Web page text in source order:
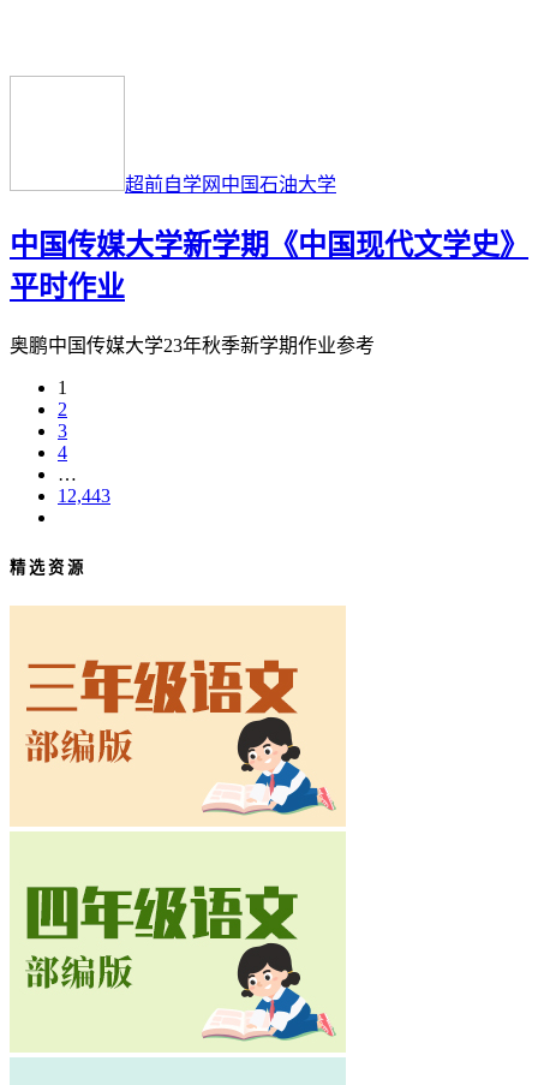
超前自学网 中国石油大学
中国传媒大学新学期《中国现代文学史》
平时作业
奥鹏中国传媒大学23年秋季新学期作业参考
1
2
3
4
…
12,443
精 选 资 源